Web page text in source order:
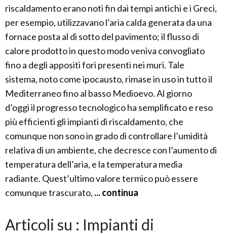
riscaldamento erano noti fin dai tempi antichi e i Greci,
per esempio, utilizzavano l’aria calda generata da una
fornace posta al di sotto del pavimento; il flusso di
calore prodotto in questo modo veniva convogliato
fino a degli appositi fori presenti nei muri. Tale
sistema, noto come ipocausto, rimase in uso in tutto il
Mediterraneo fino al basso Medioevo. Al giorno
d’oggi il progresso tecnologico ha semplificato e reso
più efficienti gli impianti di riscaldamento, che
comunque non sono in grado di controllare l’umidità
relativa di un ambiente, che decresce con l’aumento di
temperatura dell’aria, e la temperatura media
radiante. Quest’ultimo valore termico può essere
comunque trascurato, ... continua
Articoli su : Impianti di